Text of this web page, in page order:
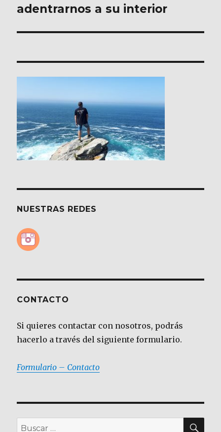
entradas
adentrarnos a su interior
NUESTRAS REDES
CONTACTO
Si quieres contactar con nosotros, podrás
hacerlo a través del siguiente formulario.
Formulario – Contacto
Buscar